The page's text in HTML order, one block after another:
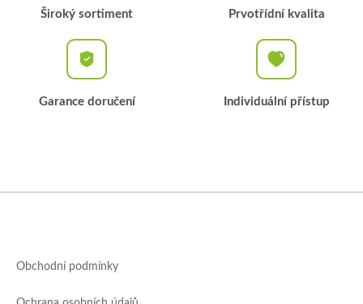
Široký sortiment Prvotřídní kvalita
Garance doručení Individuální přístup
Obchodní podmínky